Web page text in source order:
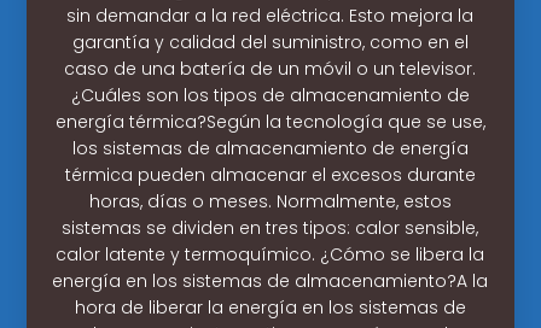
sin demandar a la red eléctrica. Esto mejora la
garantía y calidad del suministro, como en el
caso de una batería de un móvil o un televisor.
¿Cuáles son los tipos de almacenamiento de
energía térmica?Según la tecnología que se use,
los sistemas de almacenamiento de energía
térmica pueden almacenar el excesos durante
horas, días o meses. Normalmente, estos
sistemas se dividen en tres tipos: calor sensible,
calor latente y termoquímico. ¿Cómo se libera la
energía en los sistemas de almacenamiento?A la
hora de liberar la energía en los sistemas de